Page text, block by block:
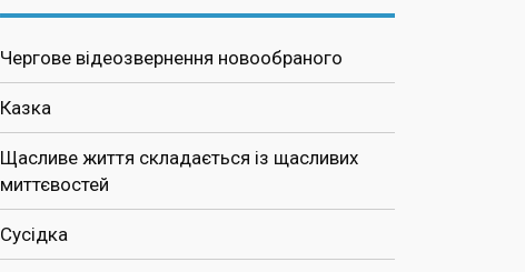
Чергове відеозвернення новообраного
Казка
Щасливе життя складається із щасливих
миттєвостей
Сусідка